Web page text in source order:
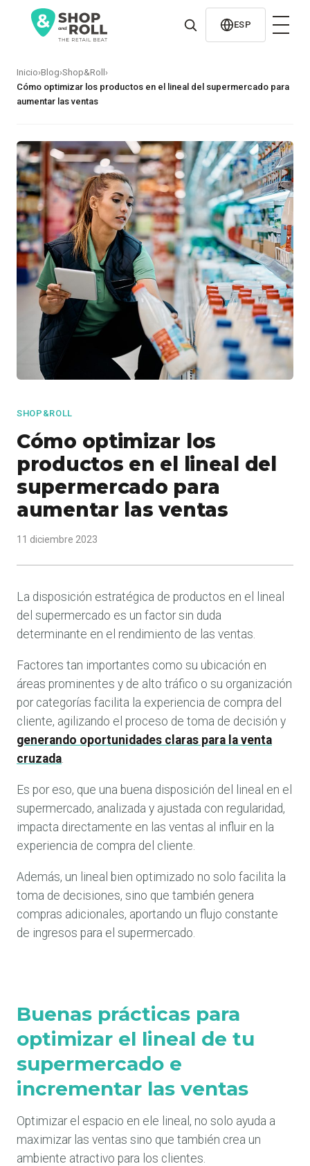
contenido
ESP
Inicio›Blog›Shop&Roll ›
Cómo optimizar los productos en el lineal del supermercado para
aumentar las ventas
SHOP&ROLL
Cómo optimizar los
productos en el lineal del
supermercado para
aumentar las ventas
11 diciembre 2023
La disposición estratégica de productos en el lineal
del supermercado es un factor sin duda
determinante en el rendimiento de las ventas.
Factores tan importantes como su ubicación en
áreas prominentes y de alto tráfico o su organización
por categorías facilita la experiencia de compra del
cliente, agilizando el proceso de toma de decisión y
generando oportunidades claras para la venta
cruzada
Es por eso, que una buena disposición del lineal en el
supermercado, analizada y ajustada con regularidad,
impacta directamente en las ventas al influir en la
experiencia de compra del cliente.
Además, un lineal bien optimizado no solo facilita la
toma de decisiones, sino que también genera
compras adicionales, aportando un flujo constante
de ingresos para el supermercado.
Buenas prácticas para
optimizar el lineal de tu
supermercado e
incrementar las ventas
Optimizar el espacio en ele lineal, no solo ayuda a
maximizar las ventas sino que también crea un
ambiente atractivo para los clientes.